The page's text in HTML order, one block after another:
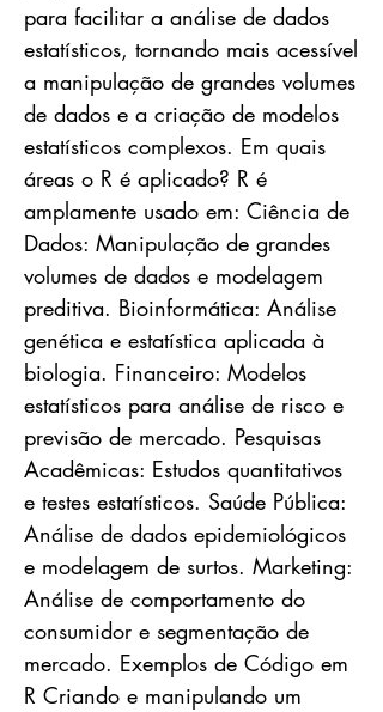
para facilitar a análise de dados
estatísticos, tornando mais acessível
a manipulação de grandes volumes
de dados e a criação de modelos
estatísticos complexos. Em quais
áreas o R é aplicado? R é
amplamente usado em: Ciência de
Dados: Manipulação de grandes
volumes de dados e modelagem
preditiva. Bioinformática: Análise
genética e estatística aplicada à
biologia. Financeiro: Modelos
estatísticos para análise de risco e
previsão de mercado. Pesquisas
Acadêmicas: Estudos quantitativos
e testes estatísticos. Saúde Pública:
Análise de dados epidemiológicos
e modelagem de surtos. Marketing:
Análise de comportamento do
consumidor e segmentação de
mercado. Exemplos de Código em
R Criando e manipulando um